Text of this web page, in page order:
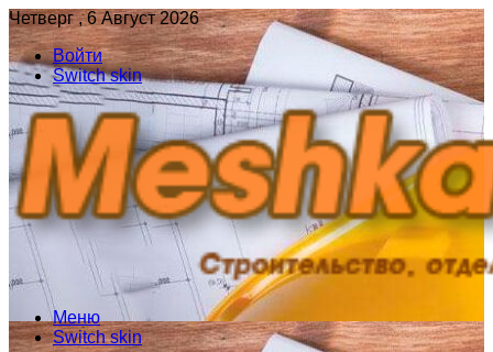
Четверг , 6 Август 2026
Войти
Switch skin
Меню
Switch skin